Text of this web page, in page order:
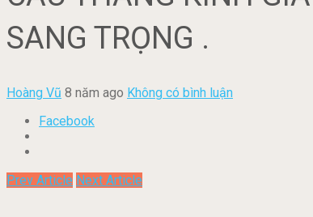
SANG TRỌNG .
Hoàng Vũ 8 năm ago Không có bình luận
Facebook
Prev Article Next Article